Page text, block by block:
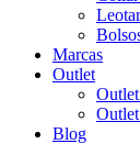
Marcas
Outlet
Blog